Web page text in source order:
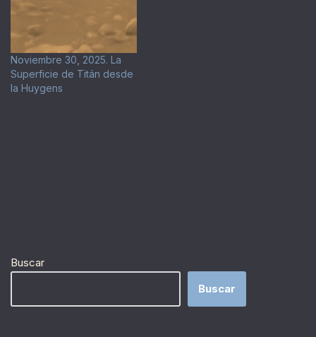
Noviembre 30, 2025. La
Superficie de Titán desde
la Huygens
Buscar
Buscar